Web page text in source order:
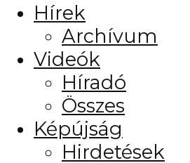
Hírek
Archívum
Videók
Híradó
Összes
Képújság
Hirdetések